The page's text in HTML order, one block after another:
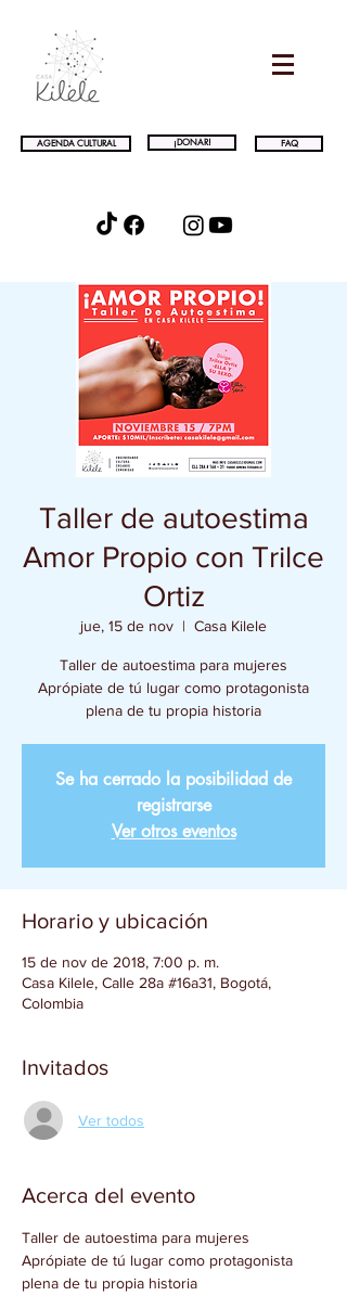
AGENDA CULTURAL ¡DONAR! FAQ
Taller de autoestima
Amor Propio con Trilce
Ortiz
jue, 15 de nov
  |
Casa Kilele
Taller de autoestima para mujeres
Aprópiate de tú lugar como protagonista
plena de tu propia historia
Se ha cerrado la posibilidad de
registrarse
Ver otros eventos
Horario y ubicación
15 de nov de 2018, 7:00 p. m.
Casa Kilele, Calle 28a #16a31, Bogotá,
Colombia
Invitados
Ver todos
Acerca del evento
Taller de autoestima para mujeres
Aprópiate de tú lugar como protagonista
plena de tu propia historia